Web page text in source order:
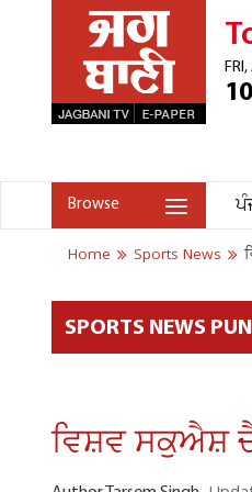
Browse
Home Sports News
SPORTS NEWS
ਵਿਸ਼ਵ ਸਕੁਐਸ਼